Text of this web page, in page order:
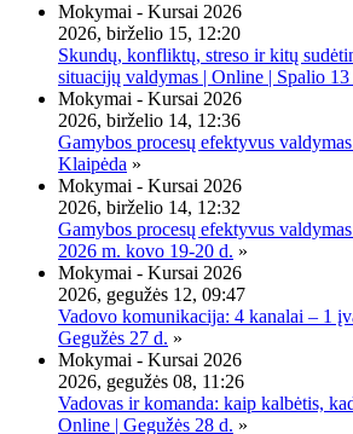
Mokymai - Kursai 2026
2026, birželio 15, 12:20
Skundų, konfliktų, streso ir kitų
situacijų valdymas | Online | Spalio 13
Mokymai - Kursai 2026
2026, birželio 14, 12:36
Gamybos procesų efektyvus valdymas
Klaipėda »
Mokymai - Kursai 2026
2026, birželio 14, 12:32
Gamybos procesų efektyvus
2026 m. kovo 19-20 d. »
Mokymai - Kursai 2026
2026, gegužės 12, 09:47
Vadovo komunikacija: 4 kanalai – 1
Gegužės 27 d. »
Mokymai - Kursai 2026
2026, gegužės 08, 11:26
Vadovas ir komanda: kaip kalbėtis,
Online | Gegužės 28 d. »